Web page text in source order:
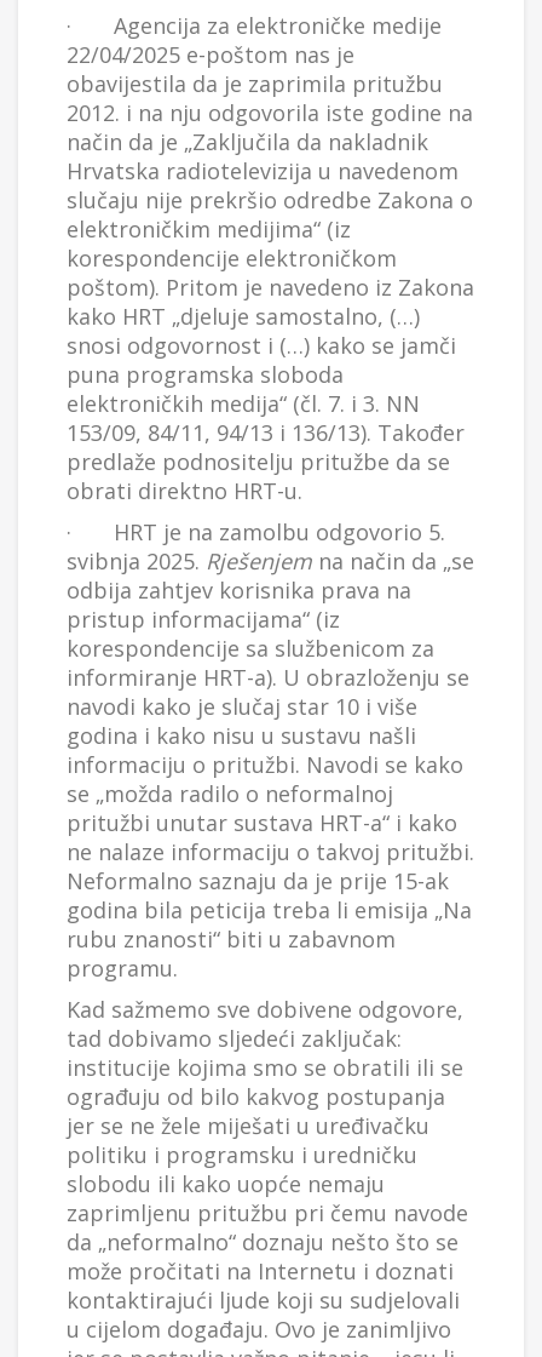
· Agencija za elektroničke medije
22/04/2025 e-poštom nas je
obavijestila da je zaprimila pritužbu
2012. i na nju odgovorila iste godine na
način da je „Zaključila da nakladnik
Hrvatska radiotelevizija u navedenom
slučaju nije prekršio odredbe Zakona o
elektroničkim medijima“ (iz
korespondencije elektroničkom
poštom). Pritom je navedeno iz Zakona
kako HRT „djeluje samostalno, (…)
snosi odgovornost i (…) kako se jamči
puna programska sloboda
elektroničkih medija“ (čl. 7. i 3. NN
153/09, 84/11, 94/13 i 136/13). Također
predlaže podnositelju pritužbe da se
obrati direktno HRT-u.
· HRT je na zamolbu odgovorio 5.
svibnja 2025. Rješenjem na način da „se
odbija zahtjev korisnika prava na
pristup informacijama“ (iz
korespondencije sa službenicom za
informiranje HRT-a). U obrazloženju se
navodi kako je slučaj star 10 i više
godina i kako nisu u sustavu našli
informaciju o pritužbi. Navodi se kako
se „možda radilo o neformalnoj
pritužbi unutar sustava HRT-a“ i kako
ne nalaze informaciju o takvoj pritužbi.
Neformalno saznaju da je prije 15-ak
godina bila peticija treba li emisija „Na
rubu znanosti“ biti u zabavnom
programu.
Kad sažmemo sve dobivene odgovore,
tad dobivamo sljedeći zaključak:
institucije kojima smo se obratili ili se
ograđuju od bilo kakvog postupanja
jer se ne žele miješati u uređivačku
politiku i programsku i uredničku
slobodu ili kako uopće nemaju
zaprimljenu pritužbu pri čemu navode
da „neformalno“ doznaju nešto što se
može pročitati na Internetu i doznati
kontaktirajući ljude koji su sudjelovali
u cijelom događaju. Ovo je zanimljivo